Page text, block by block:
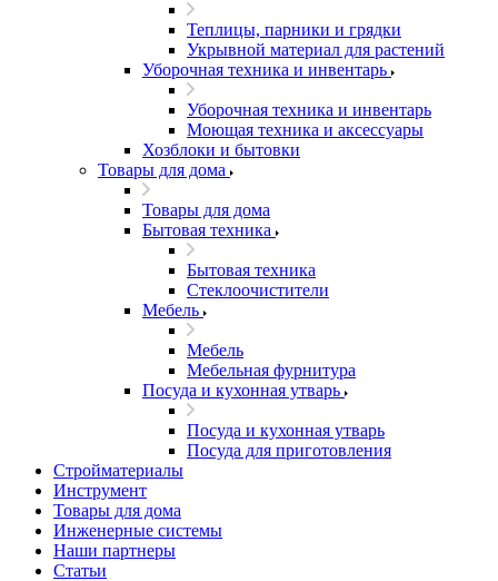
Теплицы, парники и грядки
Укрывной материал для растений
Уборочная техника и инвентарь
Уборочная техника и инвентарь
Моющая техника и аксессуары
Хозблоки и бытовки
Товары для дома
Товары для дома
Бытовая техника
Бытовая техника
Стеклоочистители
Мебель
Мебель
Мебельная фурнитура
Посуда и кухонная утварь
Посуда и кухонная утварь
Посуда для приготовления
Стройматериалы
Инструмент
Товары для дома
Инженерные системы
Наши партнеры
Статьи